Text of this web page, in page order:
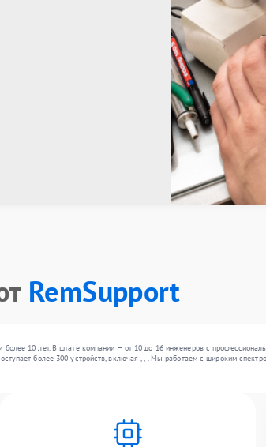
RemSupport
10 лет. В штате компании — от 10 до 16 инженеров с
более 300 устройств, включая , , . Мы работаем с широким